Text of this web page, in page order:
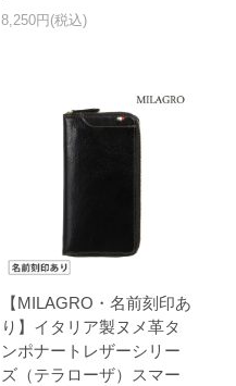
8,250円(税込)
【MILAGRO・名前刻印あ
り】イタリア製ヌメ革タ
ンポナートレザーシリー
ズ（テラローザ）スマー